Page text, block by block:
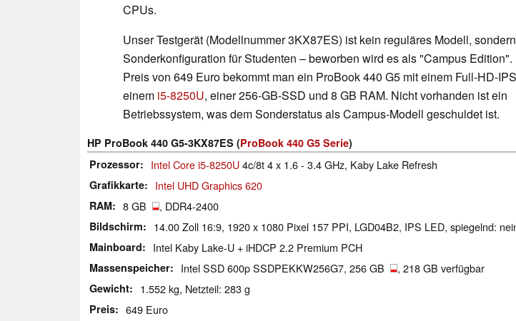
CPUs.
Unser Testgerät (Modellnummer 3KX87ES) ist kein reguläres Modell,
Sonderkonfiguration für Studenten – beworben wird es als "Campus Edition".
Preis von 649 Euro bekommt man ein ProBook 440 G5 mit einem Full-HD-
einem i5-8250U, einer 256-GB-SSD und 8 GB RAM. Nicht vorhanden ist ein
Betriebssystem, was dem Sonderstatus als Campus-Modell geschuldet ist.
HP ProBook 440 G5-3KX87ES (ProBook 440 G5 Serie)
Prozessor
Intel Core i5-8250U4c/8t 4 x 1.6 - 3.4 GHz, Kaby Lake Refresh
Grafikkarte Intel UHD Graphics 620
RAM 8 GB , DDR4-2400
Bildschirm 14.00 Zoll 16:9, 1920 x 1080 Pixel 157 PPI, LGD04B2, IPS LED, spiegelnd:
Mainboard Intel Kaby Lake-U + iHDCP 2.2 Premium PCH
Massenspeicher Intel SSD 600p SSDPEKKW256G7, 256 GB , 218 GB verfügbar
Gewicht 1.552 kg, Netzteil: 283 g
Preis 649 Euro